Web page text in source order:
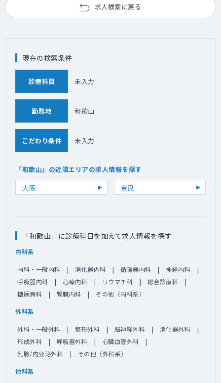
求人検索に戻る
現在の検索条件
診療科目 未入力
勤務地 和歌山
こだわり条件 未入力
「和歌山」の近隣エリアの求人情報を探す
大阪
奈良
「和歌山」に診療科目を加えて求人情報を探す
内科系
内科・一般内科 消化器内科 循環器内科
神経内科
呼吸器内科
心療内科 リウマチ科
総合診療科
糖尿病科
腎臓内科 その他（内科系）
外科系
外科・一般外科 整形外科 脳神経外科
消化器外科
形成外科
呼吸器外科
心臓血管外科
乳腺/内分泌外科
その他（外科系）
他科系